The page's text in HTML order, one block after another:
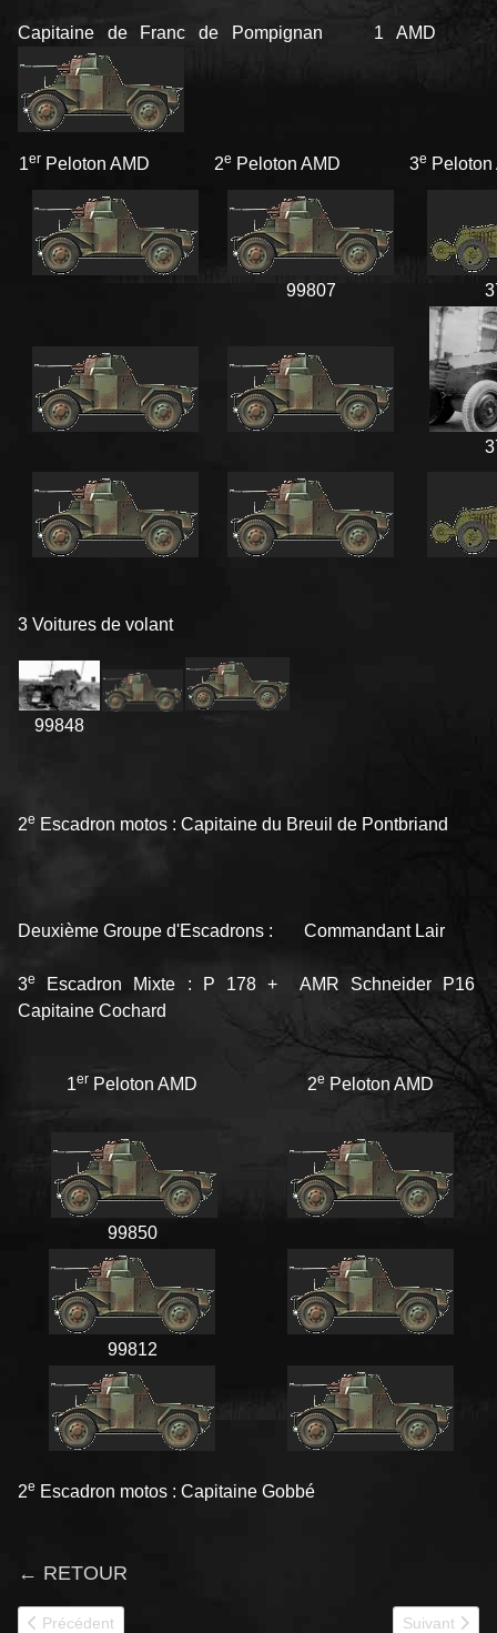
Capitaine de Franc de Pompignan 1 AMD
1er Peloton AMD 2e Peloton AMD 3e Peloton
99807
3 Voitures de volant
99848
2e Escadron motos : Capitaine du Breuil de Pontbriand
Deuxième Groupe d'Escadrons : Commandant Lair
3e
Escadron Mixte : P 178 + AMR Schneider P16
Capitaine Cochard
1er Peloton AMD 2e Peloton AMD
99850
99812
2e Escadron motos : Capitaine Gobbé
← RETOUR
Article précédent : P178 1er GRDI
Précédent Article
Suivant